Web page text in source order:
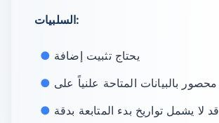
السلبيات:
يحتاج تثبيت إضافة
قد لا يشمل تواريخ بدء المتابعة بدقة